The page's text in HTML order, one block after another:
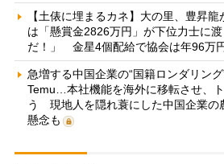
【土俵に埋まるカネ】大の里、豊昇
は「懸賞金2826万円」が下位力士に
だ！」 金星4個配給で協会は年96万
急増する中国企業の“国籍ロンダリン
Temu…本社機能を海外に移転させ、
う 現地人を隠れ蓑にした中国企業の
懸念も